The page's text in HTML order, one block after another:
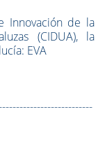
de la
(CIDUA), la
EVA